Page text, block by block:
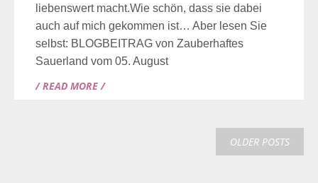
liebenswert macht.Wie schön, dass sie dabei
auch auf mich gekommen ist… Aber lesen Sie
selbst: BLOGBEITRAG von Zauberhaftes
Sauerland vom 05. August
/ READ MORE /
OLDER POSTS